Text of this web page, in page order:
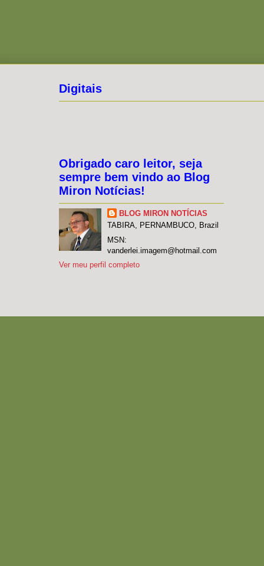
Digitais
Obrigado caro leitor, seja
sempre bem vindo ao Blog
Miron Notícias!
BLOG MIRON NOTÍCIAS
TABIRA, PERNAMBUCO, Brazil
MSN:
vanderlei.imagem@hotmail.com
Ver meu perfil completo